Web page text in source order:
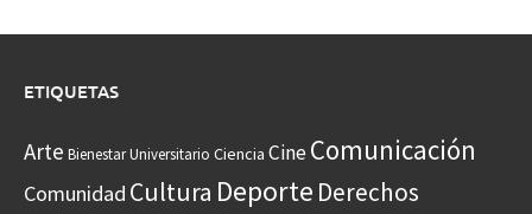
ETIQUETAS
Arte Bienestar Universitario Ciencia CineComunicación
Comunidad Cultura Deporte Derechos